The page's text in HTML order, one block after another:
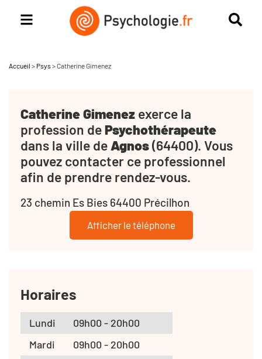
Accueil > Psys >Catherine Gimenez
Catherine Gimenez exerce la
profession dePsychothérapeute
dans la ville deAgnos(64400). Vous
pouvez contacter ce professionnel
afin de prendre rendez-vous.
23 chemin Es Bies 64400 Précilhon
Afficher le téléphone
Horaires
Lundi
09h00 - 20h00
Mardi
09h00 - 20h00